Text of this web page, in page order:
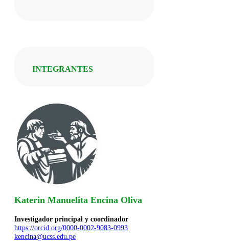
INTEGRANTES
Katerin Manuelita Encina Oliva
Investigador principal y coordinador
https://orcid.org/0000-0002-9083-0993
kencina@ucss.edu.pe